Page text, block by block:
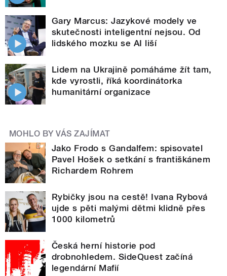
Gary Marcus: Jazykové modely ve
skutečnosti inteligentní nejsou. Od
lidského mozku se AI liší
Lidem na Ukrajině pomáháme žít tam,
kde vyrostli, říká koordinátorka
humanitární organizace
MOHLO BY VÁS ZAJÍMAT
Jako Frodo s Gandalfem: spisovatel
Pavel Hošek o setkání s františkánem
Richardem Rohrem
Rybičky jsou na cestě! Ivana Rybová
ujde s pěti malými dětmi klidně přes
1000 kilometrů
Česká herní historie pod
drobnohledem. SideQuest začíná
legendární Mafií